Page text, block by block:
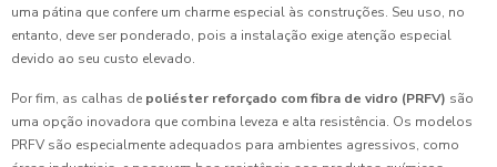
uma pátina que confere um charme especial às construções. Seu uso, no
entanto, deve ser ponderado, pois a instalação exige atenção especial
devido ao seu custo elevado.
Por fim, as calhas de poliéster reforçado com fibra de vidro (PRFV) são
uma opção inovadora que combina leveza e alta resistência. Os modelos
PRFV são especialmente adequados para ambientes agressivos, como